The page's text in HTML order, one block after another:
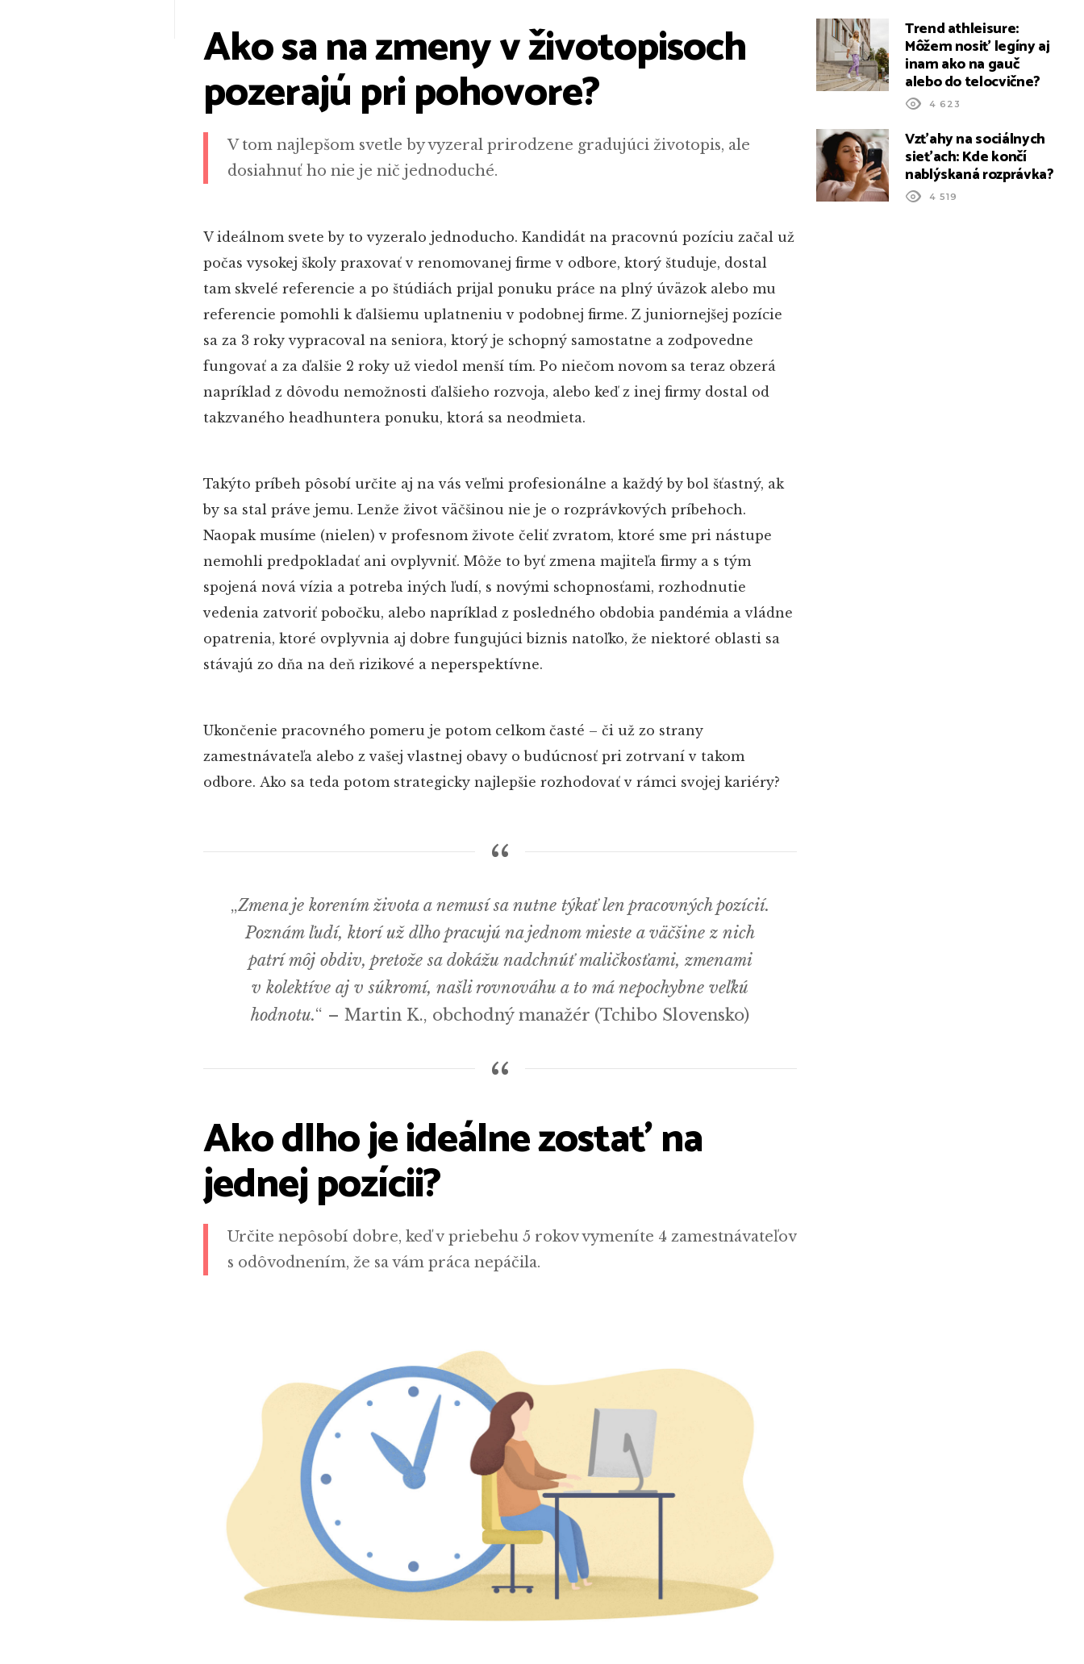
Ako sa na zmeny v životopisoch
pozerajú pri pohovore?
V tom najlepšom svetle by vyzeral prirodzene gradujúci životopis, ale
dosiahnuť ho nie je nič jednoduché.
V ideálnom svete by to vyzeralo jednoducho. Kandidát na pracovnú pozíciu začal už
počas vysokej školy praxovať v renomovanej firme v odbore, ktorý študuje, dostal
tam skvelé referencie a po štúdiách prijal ponuku práce na plný úväzok alebo mu
referencie pomohli k ďalšiemu uplatneniu v podobnej firme. Z juniornejšej pozície
sa za 3 roky vypracoval na seniora, ktorý je schopný samostatne a zodpovedne
fungovať a za ďalšie 2 roky už viedol menší tím. Po niečom novom sa teraz obzerá
napríklad z dôvodu nemožnosti ďalšieho rozvoja, alebo keď z inej firmy dostal od
takzvaného headhuntera ponuku, ktorá sa neodmieta.
Takýto príbeh pôsobí určite aj na vás veľmi profesionálne a každý by bol šťastný, ak
by sa stal práve jemu. Lenže život väčšinou nie je o rozprávkových príbehoch.
Naopak musíme (nielen) v profesnom živote čeliť zvratom, ktoré sme pri nástupe
nemohli predpokladať ani ovplyvniť. Môže to byť zmena majiteľa firmy a s tým
spojená nová vízia a potreba iných ľudí, s novými schopnosťami, rozhodnutie
vedenia zatvoriť pobočku, alebo napríklad z posledného obdobia pandémia a vládne
opatrenia, ktoré ovplyvnia aj dobre fungujúci biznis natoľko, že niektoré oblasti sa
stávajú zo dňa na deň rizikové a neperspektívne.
Ukončenie pracovného pomeru je potom celkom časté – či už zo strany
zamestnávateľa alebo z vašej vlastnej obavy o budúcnosť pri zotrvaní v takom
odbore. Ako sa teda potom strategicky najlepšie rozhodovať v rámci svojej kariéry?
„Zmena je korením života a nemusí sa nutne týkať len pracovných pozícií.
Poznám ľudí, ktorí už dlho pracujú na jednom mieste a väčšine z nich
patrí môj obdiv, pretože sa dokážu nadchnúť maličkosťami, zmenami
v kolektíve aj v súkromí, našli rovnováhu a to má nepochybne veľkú
hodnotu.“ – Martin K., obchodný manažér (Tchibo Slovensko)
Ako dlho je ideálne zostať na
jednej pozícii?
Určite nepôsobí dobre, keď v priebehu 5 rokov vymeníte 4 zamestnávateľov
s odôvodnením, že sa vám práca nepáčila.
Trend athleisure:
Môžem nosiť legíny aj
inam ako na gauč
alebo do telocvične?
4 623
Vzťahy na sociálnych
sieťach: Kde končí
nablýskaná rozprávka?
4 519